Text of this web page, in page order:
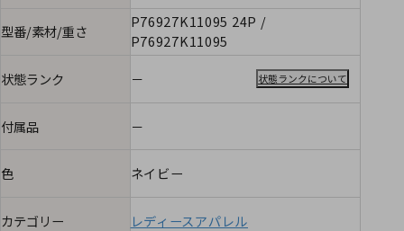
型番/素材/重さ
P76927K11095 24P /
P76927K11095
状態ランク
－ 状態ランクについて
付属品 －
色 ネイビー
カテゴリー レディースアパレル